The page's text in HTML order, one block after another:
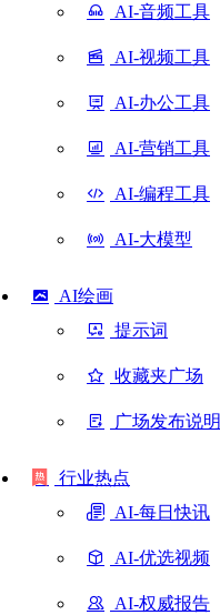
AI-音频工具
AI-视频工具
AI-办公工具
AI-营销工具
AI-编程工具
AI-大模型
AI绘画
提示词
收藏夹广场
广场发布说明
行业热点
AI-每日快讯
AI-优选视频
AI-权威报告